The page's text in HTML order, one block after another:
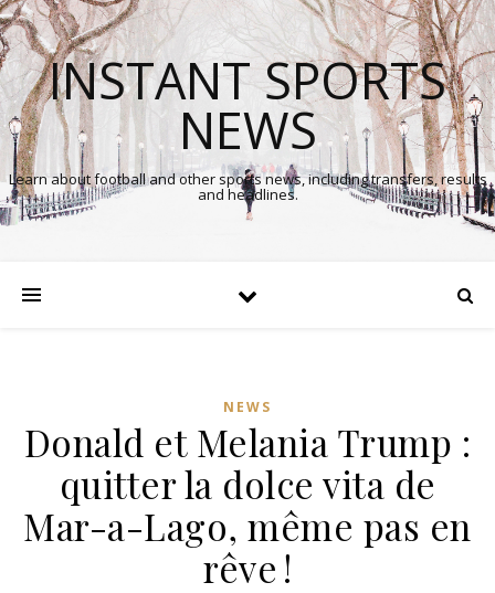
INSTANT SPORTS
NEWS
Learn about football and other sports news, including transfers, results
and headlines.
NEWS
Donald et Melania Trump :
quitter la dolce vita de
Mar-a-Lago, même pas en
rêve !